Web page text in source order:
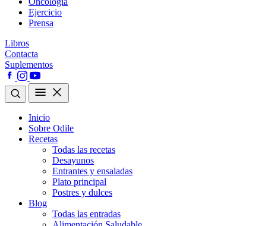
Ejercicio
Prensa
Libros
Contacta
Suplementos
Inicio
Sobre Odile
Recetas
Todas las recetas
Desayunos
Entrantes y ensaladas
Plato principal
Postres y dulces
Blog
Todas las entradas